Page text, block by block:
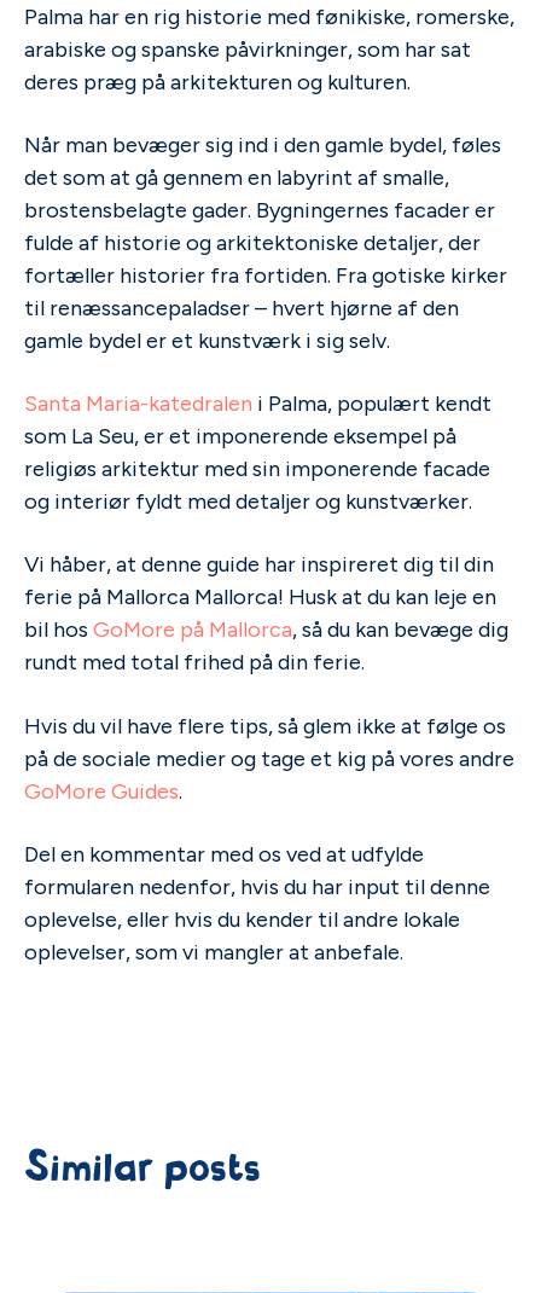
Palma har en rig historie med fønikiske, romerske,
arabiske og spanske påvirkninger, som har sat
deres præg på arkitekturen og kulturen.
Når man bevæger sig ind i den gamle bydel, føles
det som at gå gennem en labyrint af smalle,
brostensbelagte gader. Bygningernes facader er
fulde af historie og arkitektoniske detaljer, der
fortæller historier fra fortiden. Fra gotiske kirker
til renæssancepaladser – hvert hjørne af den
gamle bydel er et kunstværk i sig selv.
Santa Maria-katedralen i Palma, populært kendt
som La Seu, er et imponerende eksempel på
religiøs arkitektur med sin imponerende facade
og interiør fyldt med detaljer og kunstværker.
Vi håber, at denne guide har inspireret dig til din
ferie på Mallorca Mallorca! Husk at du kan leje en
bil hos GoMore på Mallorca, så du kan bevæge dig
rundt med total frihed på din ferie.
Hvis du vil have flere tips, så glem ikke at følge os
på de sociale medier og tage et kig på vores andre
GoMore Guides.
Del en kommentar med os ved at udfylde
formularen nedenfor, hvis du har input til denne
oplevelse, eller hvis du kender til andre lokale
oplevelser, som vi mangler at anbefale.
Similar posts